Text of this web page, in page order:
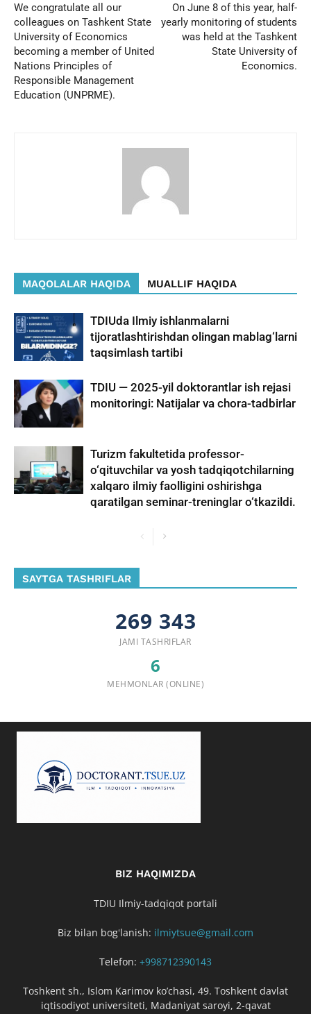
We congratulate all our
colleagues on Tashkent State
University of Economics
becoming a member of United
Nations Principles of
Responsible Management
Education (UNPRME).
On June 8 of this year, half-
yearly monitoring of students
was held at the Tashkent
State University of
Economics.
MAQOLALAR HAQIDA MUALLIF HAQIDA
TDIUda Ilmiy ishlanmalarni
tijoratlashtirishdan olingan mablag‘larni
taqsimlash tartibi
TDIU — 2025-yil doktorantlar ish rejasi
monitoringi: Natijalar va chora-tadbirlar
Turizm fakultetida professor-
o‘qituvchilar va yosh tadqiqotchilarning
xalqaro ilmiy faolligini oshirishga
qaratilgan seminar-treninglar o‘tkazildi.
SAYTGA TASHRIFLAR
269 343
JAMI TASHRIFLAR
6
MEHMONLAR (ONLINE)
BIZ HAQIMIZDA
TDIU Ilmiy-tadqiqot portali
Biz bilan bogʻlanish: ilmiytsue@gmail.com
Telefon: +998712390143
Toshkent sh., Islom Karimov ko’chasi, 49. Toshkent davlat
iqtisodiyot universiteti, Madaniyat saroyi, 2-qavat